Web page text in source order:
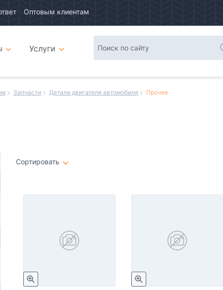
Оптовым клиентам
Услуги
Запчасти Детали двигателя автомобиля Прочее
Сортировать